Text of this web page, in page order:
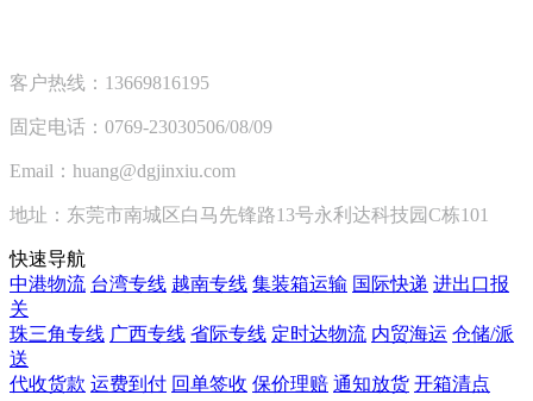
客户热线：13669816195
固定电话：0769-23030506/08/09
Email：huang@dgjinxiu.com
地址：东莞市南城区白马先锋路13号永利达科技园C栋101
快速导航
中港物流 台湾专线 越南专线 集装箱运输 国际快递 进出口报
关
珠三角专线 广西专线 省际专线 定时达物流 内贸海运 仓储/派
送
代收货款 运费到付 回单签收 保价理赔 通知放货 开箱清点